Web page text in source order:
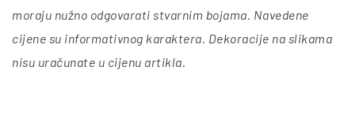
moraju nužno odgovarati stvarnim bojama. Navedene
cijene su informativnog karaktera. Dekoracije na slikama
nisu uračunate u cijenu artikla.